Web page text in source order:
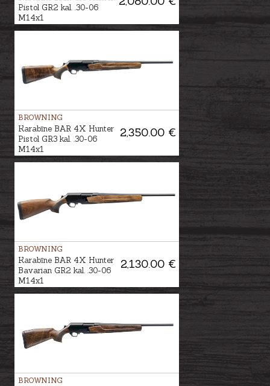
Pistol GR2 kal. .30-06
M14x1
BROWNING
2,350.00 €
Karabīne BAR 4X Hunter
Pistol GR3 kal. .30-06
M14x1
BROWNING
2,130.00 €
Karabīne BAR 4X Hunter
Bavarian GR2 kal. .30-06
M14x1
BROWNING